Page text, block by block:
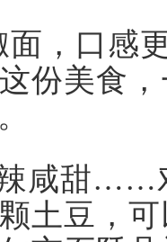
面，口感
份美食
咸甜……
土豆，